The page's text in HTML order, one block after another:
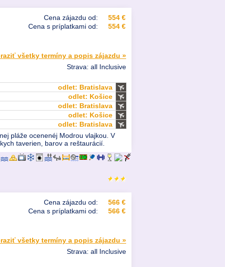
Cena zájazdu od:
554 €
Cena s príplatkami od:
554 €
všetky termíny a popis zájazdu »
Strava: all Inclusive
odlet: Bratislava
odlet: Košice
odlet: Bratislava
odlet: Košice
odlet: Bratislava
pláže ocenenéj Modrou vlajkou. V
taverien, barov a reštaurácií.
Cena zájazdu od:
566 €
Cena s príplatkami od:
566 €
všetky termíny a popis zájazdu »
Strava: all Inclusive